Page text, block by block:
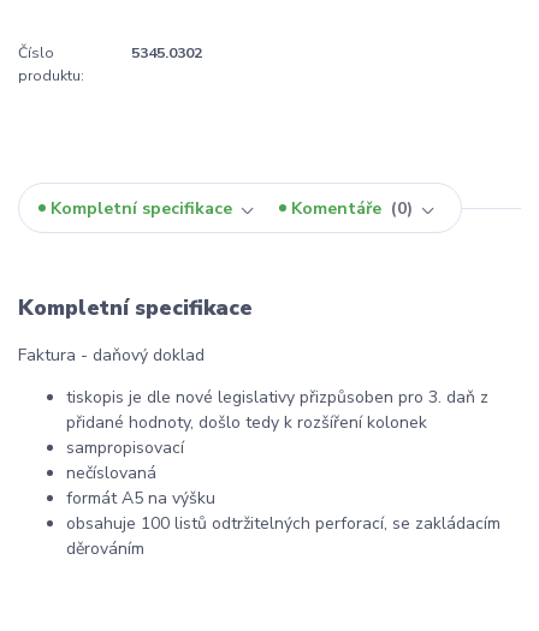
Číslo
produktu:
5345.0302
Kompletní specifikace Komentáře 0
Kompletní specifikace
Faktura - daňový doklad
tiskopis je dle nové legislativy přizpůsoben pro 3. daň z
přidané hodnoty, došlo tedy k rozšíření kolonek
sampropisovací
nečíslovaná
formát A5 na výšku
obsahuje 100 listů odtržitelných perforací, se zakládacím
děrováním